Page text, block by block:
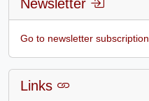
Newsletter
Go to newsletter subscription
Links